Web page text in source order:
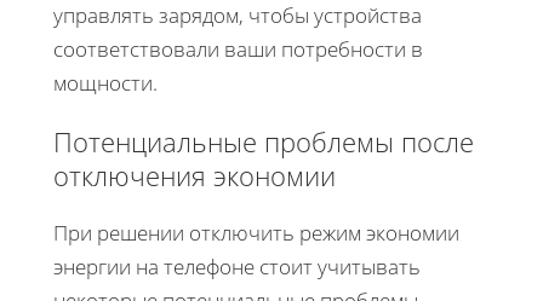
управлять зарядом, чтобы устройства
соответствовали ваши потребности в
мощности.
Потенциальные проблемы после
отключения экономии
При решении отключить режим экономии
энергии на телефоне стоит учитывать